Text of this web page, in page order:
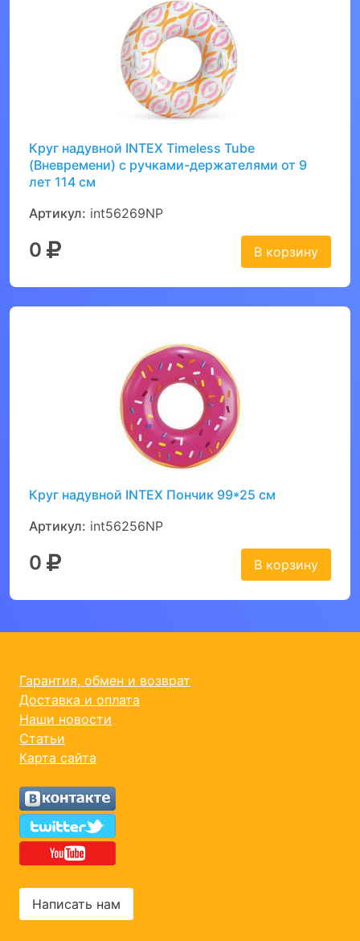
Круг надувной INTEX Timeless Tube
(Вневремени) с ручками-держателями от 9
лет 114 см
Артикул: int56269NP
0 В корзину
Круг надувной INTEX Пончик 99*25 см
Артикул: int56256NP
0 В корзину
Гарантия, обмен и возврат
Доставка и оплата
Наши новости
Статьи
Карта сайта
Написать нам